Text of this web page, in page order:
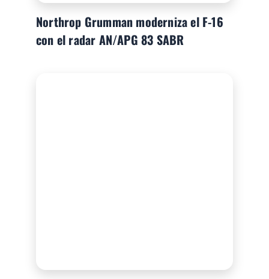
Northrop Grumman moderniza el F-16
con el radar AN/APG 83 SABR